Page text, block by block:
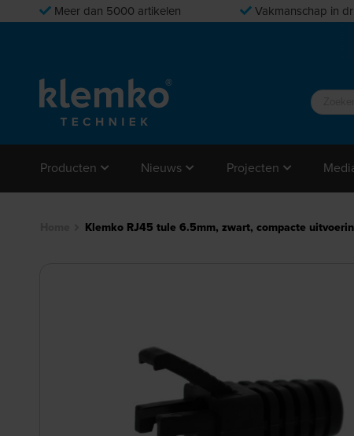
Meer dan 5000 artikelen Vakmanschap in
Producten Nieuws Projecten
Klemko RJ45 tule 6.5mm, zwart, compacte